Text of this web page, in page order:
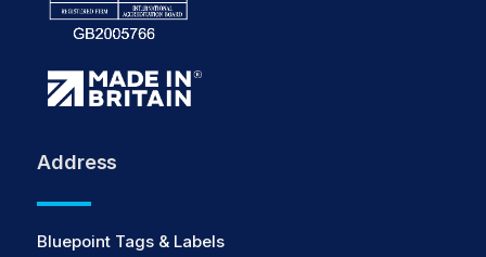
Address
Bluepoint Tags & Labels